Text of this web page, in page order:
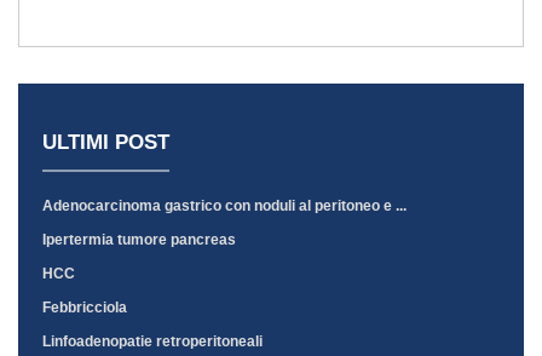
ULTIMI POST
Adenocarcinoma gastrico con noduli al peritoneo e ...
Ipertermia tumore pancreas
HCC
Febbricciola
Linfoadenopatie retroperitoneali